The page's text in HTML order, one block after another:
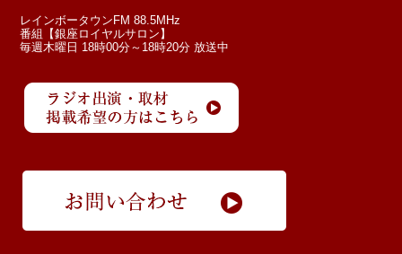
レインボータウンFM 88.5MHz
番組【銀座ロイヤルサロン】
毎週木曜日 18時00分～18時20分 放送中